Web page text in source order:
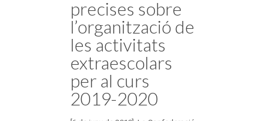
precises sobre
l’organització de
les activitats
extraescolars
per al curs
2019-2020